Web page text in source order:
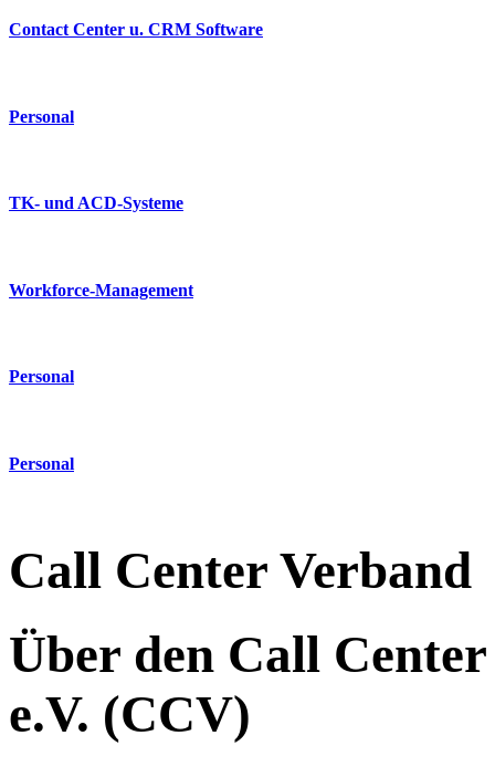
Contact Center u. CRM Software
Personal
TK- und ACD-Systeme
Workforce-Management
Personal
Personal
Call Center Verband
Über den Call
e.V. (CCV)